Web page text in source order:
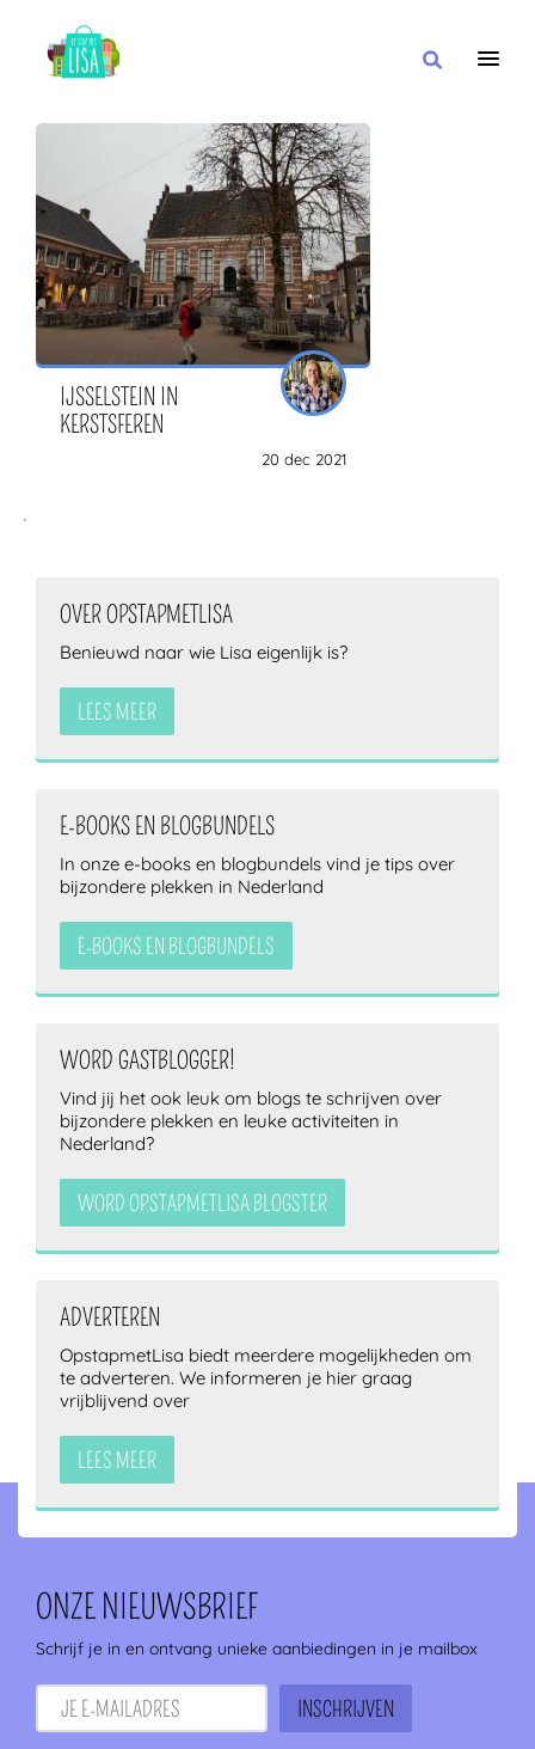
IN DE BUURT VAN
IJSSELSTEIN IN
KERSTSFEREN
20 dec 2021
OVER OPSTAPMETLISA
Benieuwd naar wie Lisa eigenlijk is?
LEES MEER
E-BOOKS EN BLOGBUNDELS
In onze e-books en blogbundels vind je tips over
bijzondere plekken in Nederland
E-BOOKS EN BLOGBUNDELS
WORD GASTBLOGGER!
Vind jij het ook leuk om blogs te schrijven over
bijzondere plekken en leuke activiteiten in
Nederland?
WORD OPSTAPMETLISA BLOGSTER
ADVERTEREN
OpstapmetLisa biedt meerdere mogelijkheden om
te adverteren. We informeren je hier graag
vrijblijvend over
LEES MEER
ONZE NIEUWSBRIEF
Schrijf je in en ontvang unieke aanbiedingen in je mailbox